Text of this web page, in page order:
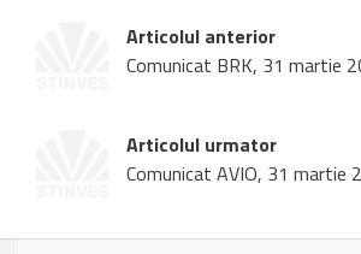
Articolul anterior
Comunicat BRK, 31 martie
Articolul urmator
Comunicat AVIO, 31 martie